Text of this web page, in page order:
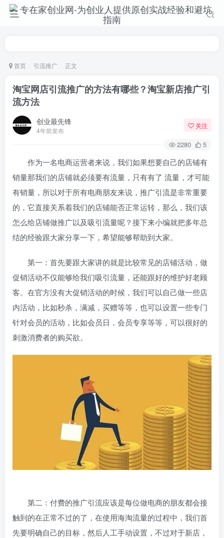
首页 引流推广 正文
淘宝网店引流推广的方法有哪些？淘宝新店推广引
流方法
创业最先锋
4年前发布
关注
2280 5
作为一名电商运营者来说，我们如果想要自己的店铺有
销量那我们的店铺就必须要有流量，只有有了 流量，才可能
有销量，所以对于所有电商朋友来说，推广引流是非常重要
的，它直接关系着我们的店铺能否正常运转，那么，我们该
怎么给店铺做推广以及吸引流量呢？接下来小编就把多年总
结的经验跟大家分享一下，希望能够帮助到大家。
第一：首先要跟大家讲的就是比较常见的店铺活动，做
促销活动不仅能够给我们吸引流量，还能跟好的维护好老顾
客。在官方没有大促销活动的时候，我们可以自己做一些店
内活动，比如秒杀，满减，买赠等等 ，也可以设置一些专门
针对会员的活动，比如会员日，会员专享等等，可以很好的
刺激消费者的购买欲。
第二：付费的推广引流应该是每位做电商的朋友都会接
触到的在正常不过的了，在使用海淘流量的过程中，我们首
先要明确自己的目标，然后人工手动设置，不过对于新店，